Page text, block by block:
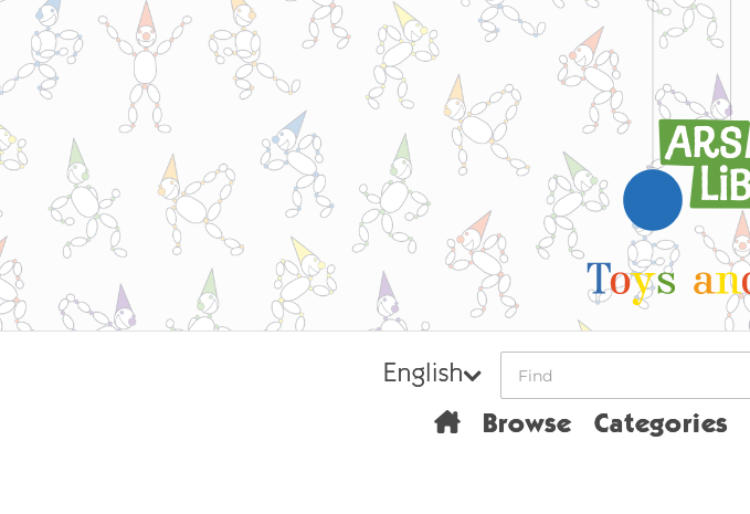
English
Home
Browse Categories